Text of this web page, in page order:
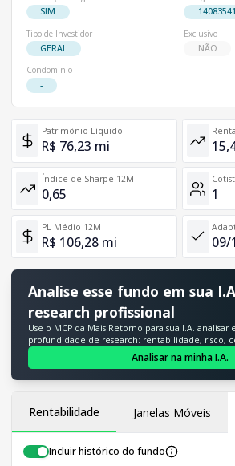
SIM
Tipo de Investidor
GERAL
Exclusivo
NÃO
Condomínio
-
Patrimônio Líquido
R$ 76,23 mi
Índice de Sharpe 12M
0,65 1
PL Médio 12M
R$ 106,28 mi 09/
Analise esse fundo em sua
research profissional
Use o MCP da Mais Retorno para sua I.A.
profundidade de research: rentabilidade, risco,
segundos.
Analisar na minha I.A.
Rentabilidade Janelas Móveis
Incluir histórico do fundo